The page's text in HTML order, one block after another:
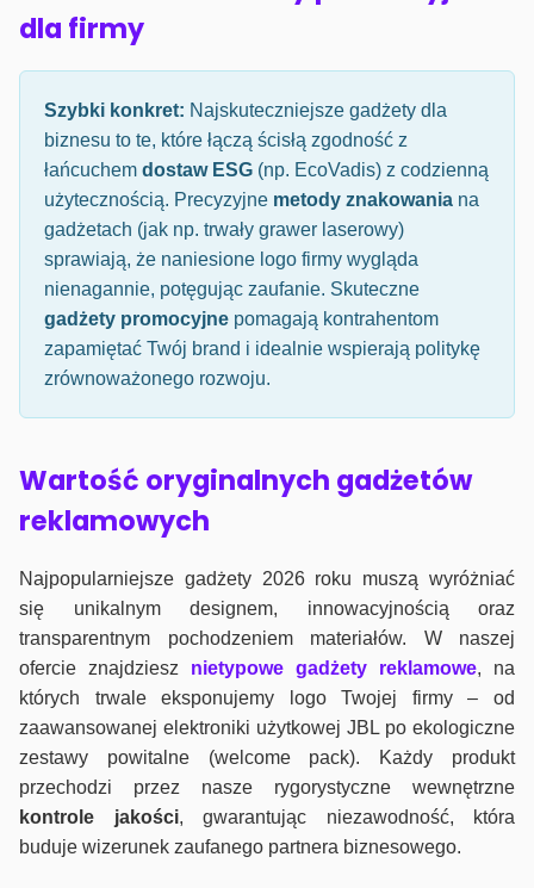
dla firmy
Szybki konkret: Najskuteczniejsze gadżety dla
biznesu to te, które łączą ścisłą zgodność z
łańcuchem dostaw ESG (np. EcoVadis) z codzienną
użytecznością. Precyzyjne metody znakowania na
gadżetach (jak np. trwały grawer laserowy)
sprawiają, że naniesione logo firmy wygląda
nienagannie, potęgując zaufanie. Skuteczne
gadżety promocyjne pomagają kontrahentom
zapamiętać Twój brand i idealnie wspierają politykę
zrównoważonego rozwoju.
Wartość oryginalnych gadżetów
reklamowych
Najpopularniejsze gadżety 2026 roku muszą wyróżniać
się unikalnym designem, innowacyjnością oraz
transparentnym pochodzeniem materiałów. W naszej
ofercie znajdziesz nietypowe gadżety reklamowe, na
których trwale eksponujemy logo Twojej firmy – od
zaawansowanej elektroniki użytkowej JBL po ekologiczne
zestawy powitalne (welcome pack). Każdy produkt
przechodzi przez nasze rygorystyczne wewnętrzne
kontrole jakości, gwarantując niezawodność, która
buduje wizerunek zaufanego partnera biznesowego.